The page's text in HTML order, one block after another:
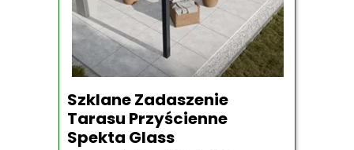
Szklane Zadaszenie
Tarasu Przyścienne
Spekta Glass